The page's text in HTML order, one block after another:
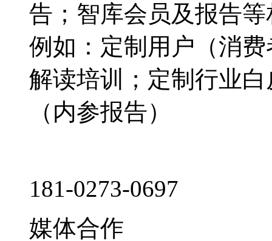
告；智库会员及报告
例如：定制用户（消
解读培训；定制行业
（内参报告）
181-0273-0697
媒体合作